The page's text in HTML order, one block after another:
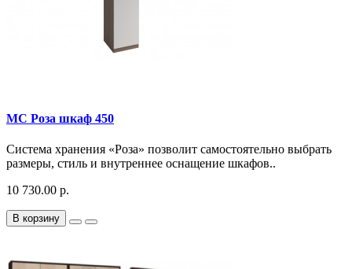
МС Роза шкаф 450
Система хранения «Роза» позволит самостоятельно выбрать
размеры, стиль и внутреннее оснащение шкафов..
10 730.00 р.
В корзину